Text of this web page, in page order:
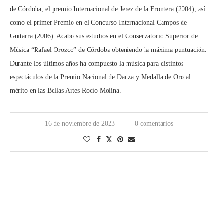
de Córdoba, el premio Internacional de Jerez de la Frontera (2004), así
como el primer Premio en el Concurso Internacional Campos de
Guitarra (2006). Acabó sus estudios en el Conservatorio Superior de
Música “Rafael Orozco” de Córdoba obteniendo la máxima puntuación.
Durante los últimos años ha compuesto la música para distintos
espectáculos de la Premio Nacional de Danza y Medalla de Oro al
mérito en las Bellas Artes Rocío Molina.
16 de noviembre de 2023 0 comentarios